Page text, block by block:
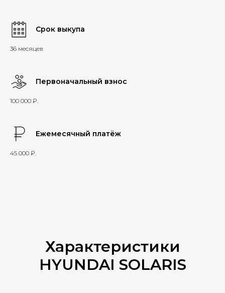
Срок выкупа
36 месяцев
Первоначальный взнос
100 000 ₽.
Ежемесячный платёж
45 000 ₽.
Характеристики
HYUNDAI SOLARIS